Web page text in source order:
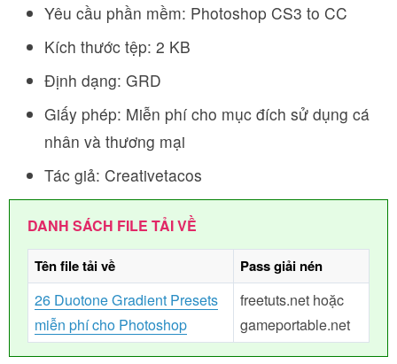
Yêu cầu phần mềm: Photoshop CS3 to CC
Kích thước tệp: 2 KB
Định dạng: GRD
Giấy phép: Miễn phí cho mục đích sử dụng cá
nhân và thương mại
Tác giả: Creativetacos
DANH SÁCH FILE TẢI VỀ
Tên file tải về Pass giải nén
26 Duotone Gradient Presets
miễn phí cho Photoshop
freetuts.net hoặc
gameportable.net